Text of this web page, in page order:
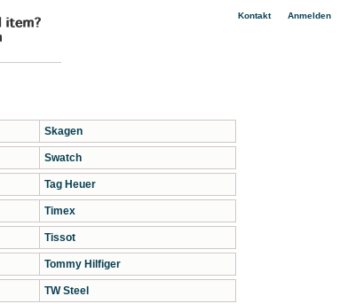
Kontakt| Anmelden
Skagen
Swatch
Tag Heuer
Timex
Tissot
Tommy Hilfiger
TW Steel